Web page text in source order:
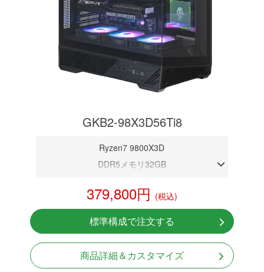
GKB2-98X3D56Ti8
Ryzen7 9800X3D
DDR5メモリ32GB
NVMeSSD 1TB
無線LAN Bluetooth対応
Windows11 Home 64bit
LCDスクリーン搭載
379,800円 (税込)
標準構成で注文する
商品詳細＆カスタマイズ